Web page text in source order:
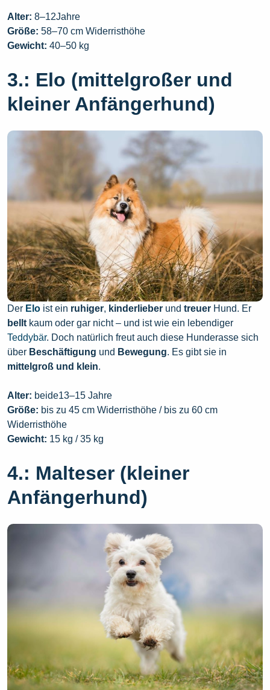
Alter: 8–12Jahre
Größe: 58–70 cm Widerristhöhe
Gewicht: 40–50 kg
3.: Elo (mittelgroßer und
kleiner Anfängerhund)
Der Elo ist ein ruhiger, kinderlieber und treuer Hund. Er
bellt kaum oder gar nicht – und ist wie ein lebendiger
Teddybär. Doch natürlich freut auch diese Hunderasse sich
über Beschäftigung und Bewegung. Es gibt sie in
mittelgroß und klein.
Alter: beide13–15 Jahre
Größe: bis zu 45 cm Widerristhöhe / bis zu 60 cm
Widerristhöhe
Gewicht: 15 kg / 35 kg
4.: Malteser (kleiner
Anfängerhund)